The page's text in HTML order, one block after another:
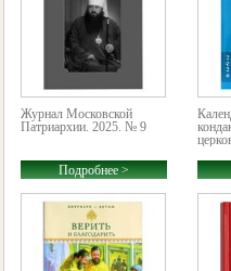
Журнал Московской
Патриархии. 2025. № 9
Подробнее >